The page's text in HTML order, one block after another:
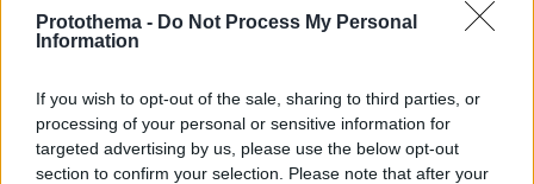
Protothema - Do Not Process My Personal
Information
If you wish to opt-out of the sale, sharing to third parties, or
processing of your personal or sensitive information for
targeted advertising by us, please use the below opt-out
section to confirm your selection. Please note that after your